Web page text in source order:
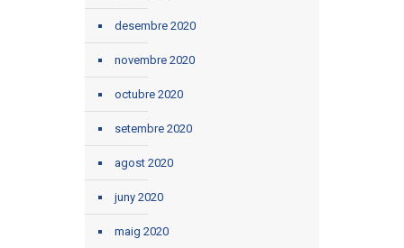
desembre 2020
novembre 2020
octubre 2020
setembre 2020
agost 2020
juny 2020
maig 2020